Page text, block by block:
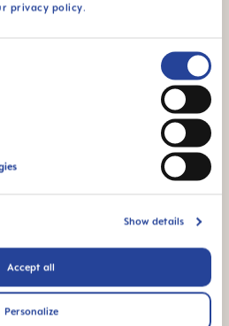
privacy policy.
Show details
Accept all
Personalize
SKINSOFT™
MAM SkinSoft™
nemt af spædbørn –
fornemmelse